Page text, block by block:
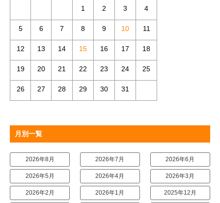
1 2 3 4
5 6 7 8 9 10 11
12 13 14 15 16 17 18
19 20 21 22 23 24 25
26 27 28 29 30 31
月別一覧
2026年8月 2026年7月 2026年6月
2026年5月 2026年4月 2026年3月
2026年2月 2026年1月 2025年12月